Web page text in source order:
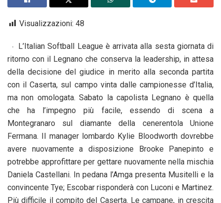
Visualizzazioni: 48
L’Italian Softball League è arrivata alla sesta giornata di
ritorno con il Legnano che conserva la leadership, in attesa
della decisione del giudice in merito alla seconda partita
con il Caserta, sul campo vinta dalle campionesse d’Italia,
ma non omologata. Sabato la capolista Legnano è quella
che ha l’impegno più facile, essendo di scena a
Montegranaro sul diamante della cenerentola Unione
Fermana. Il manager lombardo Kylie Bloodworth dovrebbe
avere nuovamente a disposizione Brooke Panepinto e
potrebbe approfittare per gettare nuovamente nella mischia
Daniela Castellani. In pedana l’Amga presenta Musitelli e la
convincente Tye; Escobar risponderà con Luconi e Martinez.
Più difficile il compito del Caserta. Le campane, in crescita